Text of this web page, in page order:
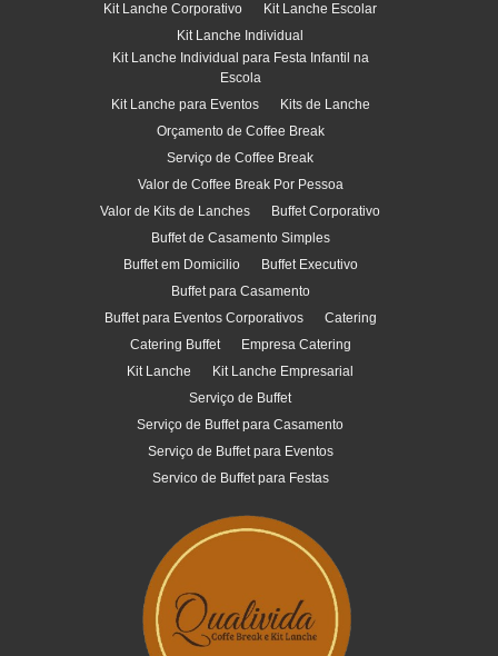
Kit Lanche Corporativo
Kit Lanche Escolar
Kit Lanche Individual
Kit Lanche Individual para Festa Infantil na
Escola
Kit Lanche para Eventos
Kits de Lanche
Orçamento de Coffee Break
Serviço de Coffee Break
Valor de Coffee Break Por Pessoa
Valor de Kits de Lanches
Buffet Corporativo
Buffet de Casamento Simples
Buffet em Domicilio
Buffet Executivo
Buffet para Casamento
Buffet para Eventos Corporativos
Catering
Catering Buffet
Empresa Catering
Kit Lanche
Kit Lanche Empresarial
Serviço de Buffet
Serviço de Buffet para Casamento
Serviço de Buffet para Eventos
Servico de Buffet para Festas